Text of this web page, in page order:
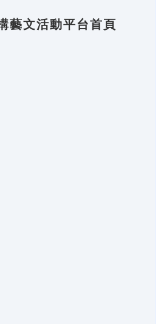
藝文活動平台首頁